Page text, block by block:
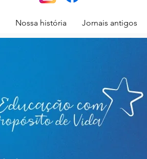
Nossa história Jornais antigos